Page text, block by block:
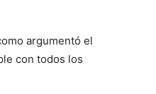
argumentó el
con todos los